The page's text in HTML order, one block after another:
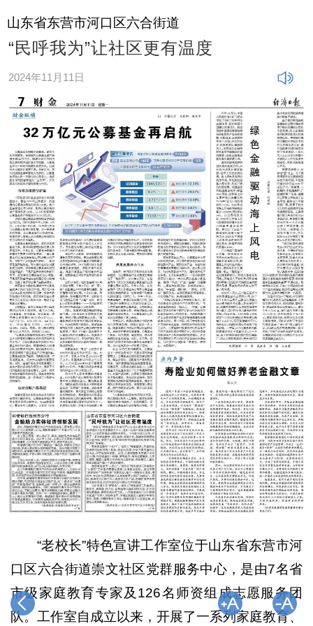
山东省东营市河口区六合街道
“民呼我为”让社区更有温度
2024年11月11日
“老校长”特色宣讲工作室位于山东省东营市河
口区六合街道崇文社区党群服务中心，是由7名省
市级家庭教育专家及126名师资组成志愿服务团
队。工作室自成立以来，开展了一系列家庭教育、